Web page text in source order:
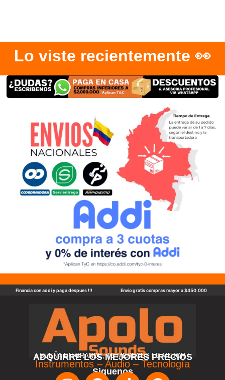
Lo viste recientemente 👀
Financia con addi y paga despues !!! Envio gratis compras mayor a $450.000
ADQUIRRE LOS MEJORES PRECIOS
! SUEÑA EN GRANDE, TE MERECES LO MEJOR !
Instrumentos – Audio – Tecnología
Siguenos